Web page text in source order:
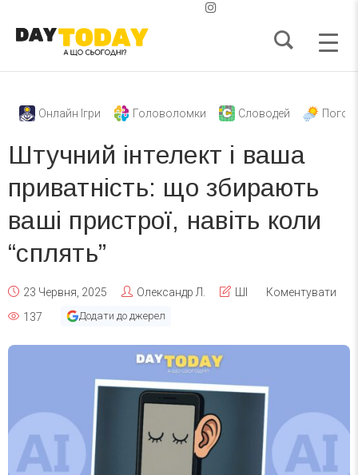
Онлайн Ігри Головоломки Словодей
Штучний інтелект і ваша
приватність: що збирають
ваші пристрої, навіть коли
“сплять”
23 Червня, 2025 Олександр Л.
Коментувати
137
Додати до джерел